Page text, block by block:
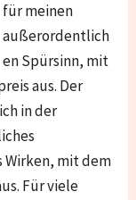
für meinen
außerordentlich
en Spürsinn, mit
aus. Der
in der
Wirken, mit dem
Für viele